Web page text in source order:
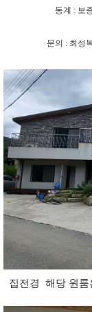
동계 : 보
문의 : 최성
집전경 해당 원룸